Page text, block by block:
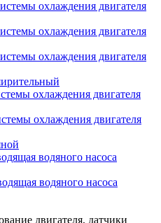
охлаждения двигателя
охлаждения двигателя
охлаждения двигателя
охлаждения двигателя
охлаждения двигателя
водяного насоса
водяного насоса
двигателя, датчики